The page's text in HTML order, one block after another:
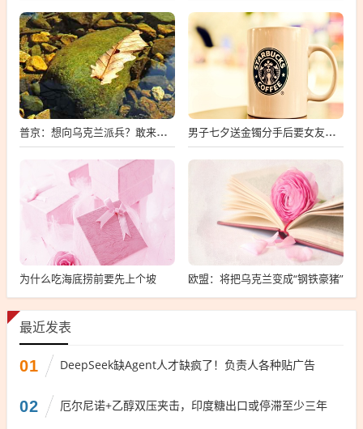
普京：想向乌克兰派兵？敢来就打，普京，敢派兵到乌克兰，将面临严厉反击 男子七夕送金镯分手后要女友还钱
为什么吃海底捞前要先上个坡 欧盟：将把乌克兰变成“钢铁豪猪”
最近发表
01 DeepSeek缺Agent人才缺疯了！负责人各种贴广告
02 厄尔尼诺+乙醇双压夹击，印度糖出口或停滞至少三年